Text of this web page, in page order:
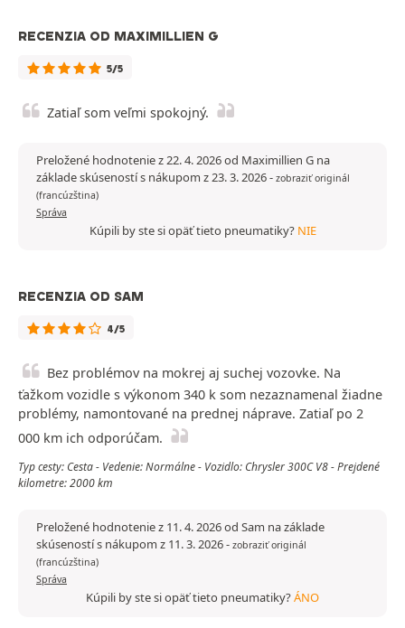
RECENZIA OD MAXIMILLIEN G
5/5
Zatiaľ som veľmi spokojný.
Preložené hodnotenie z 22. 4. 2026 od Maximillien G na
základe skúseností s nákupom z 23. 3. 2026- zobraziť originál
(francúzština)
Správa
Kúpili by ste si opäť tieto pneumatiky? NIE
RECENZIA OD SAM
4/5
Bez problémov na mokrej aj suchej vozovke. Na
ťažkom vozidle s výkonom 340 k som nezaznamenal žiadne
problémy, namontované na prednej náprave. Zatiaľ po 2
000 km ich odporúčam.
Typ cesty: Cesta - Vedenie: Normálne - Vozidlo: Chrysler 300C V8 - Prejdené
kilometre: 2000 km
Preložené hodnotenie z 11. 4. 2026 od Sam na základe
skúseností s nákupom z 11. 3. 2026- zobraziť originál
(francúzština)
Správa
Kúpili by ste si opäť tieto pneumatiky?ÁNO